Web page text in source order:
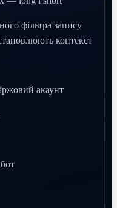
фільтра запису
контекст
акаунт